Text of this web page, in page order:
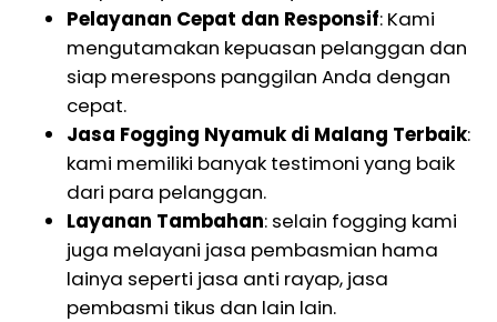
Pelayanan Cepat dan Responsif: Kami
mengutamakan kepuasan pelanggan dan
siap merespons panggilan Anda dengan
cepat.
Jasa Fogging Nyamuk di Malang Terbaik:
kami memiliki banyak testimoni yang baik
dari para pelanggan.
Layanan Tambahan: selain fogging kami
juga melayani jasa pembasmian hama
lainya seperti jasa anti rayap, jasa
pembasmi tikus dan lain lain.